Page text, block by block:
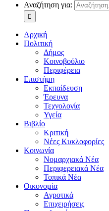
Αναζήτηση για:
Αρχική
Πολιτική
Δήμος
Κοινοβούλιο
Περιφέρεια
Επιστήμη
Εκπαίδευση
Έρευνα
Τεχνολογία
Υγεία
Βιβλίο
Κριτική
Νέες Κυκλοφορίες
Κοινωνία
Νομαρχιακά Νέα
Περιφερειακά Νέα
Τοπικά Νέα
Οικονομία
Αγροτικά
Επιχειρήσεις